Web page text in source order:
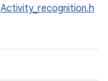
Activity_recognition.h